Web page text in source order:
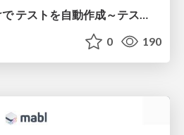
手順(プロンプト)だけで テストを自動作成～テスト作成エージェントを使いこなすための 実践プロンプト術
0 190